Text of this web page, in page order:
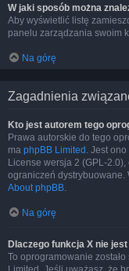
W jaki sposób można
Aby wyświetlić listę
panelu zarządzania swoim
Na górę
Zagadnienia
Kto jest autorem tego
Prawa autorskie do tego
ma phpBB Limited . Jest
License wersja 2 (GPL-
ograniczeń dystrybuowane.
About phpBB.
Na górę
Dlaczego funkcja X nie
To oprogramowanie